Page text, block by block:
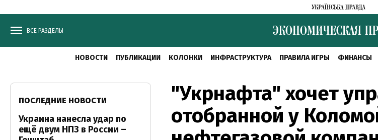
ВСЕ РАЗДЕЛЫ
НОВОСТИ ПУБЛИКАЦИИ КОЛОНКИ ИНФРАСТРУКТУРА ПРАВИЛА ИГРЫ ФИНАНСЫ
"Укрнафта" хочет
отобранной у
ПОСЛЕДНИЕ НОВОСТИ
Украина нанесла удар по
ещё двум НПЗ в России –